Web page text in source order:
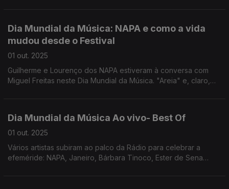
Dia Mundial da Música: NAPA e como a vida
mudou desde o Festival
01 out. 2025
Guilherme e Lourenço dos NAPA estiveram à conversa com
Miguel Freitas neste Dia Mundial da Música. "Areia" e, claro,
Dia Mundial da Música Ao vivo- Best Of
01 out. 2025
Vários artistas subiram ao palco da Rádio para celebrar a
efeméride: NAPA, Janeiro, Bárbara Tinoco, Ester de Sena